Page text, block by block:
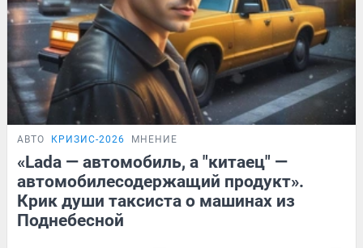
АВТО КРИЗИС-2026 МНЕНИЕ
«Lada — автомобиль, а "китаец" —
автомобилесодержащий продукт».
Крик души таксиста о машинах из
Поднебесной